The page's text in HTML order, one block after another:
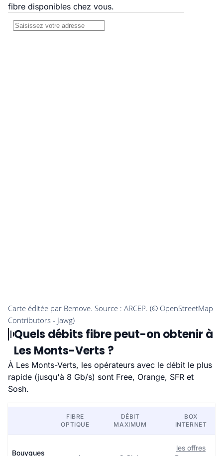
fibre disponibles chez vous.
Quels débits fibre peut-on obtenir à
Les Monts-Verts ?
À Les Monts-Verts, les opérateurs avec le débit le plus
rapide (jusqu'à 8 Gb/s) sont Free, Orange, SFR et
Sosh.
FIBRE
OPTIQUE
DÉBIT
MAXIMUM
BOX
INTERNET
Bouygues
les offres